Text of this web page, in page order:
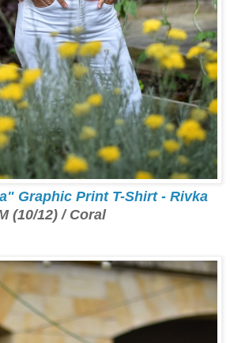
Graphic Print T-Shirt - Rivka
(10/12) / Coral